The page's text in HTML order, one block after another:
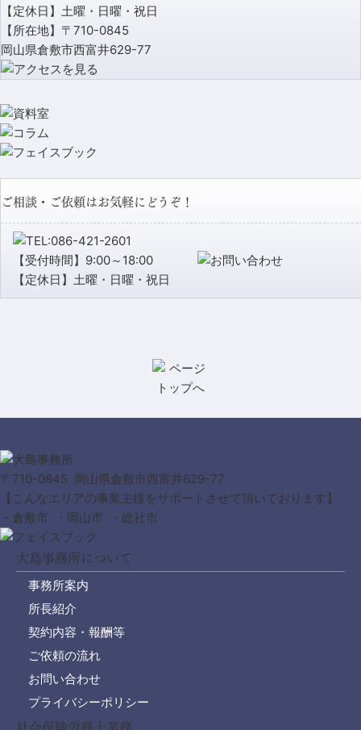
【定休日】土曜・日曜・祝日
【所在地】〒710-0845
岡山県倉敷市西富井629-77
ご相談・ご依頼はお気軽にどうぞ！
【受付時間】9:00～18:00
【定休日】土曜・日曜・祝日
〒710-0845 岡山県倉敷市西富井629-77
【こんなエリアの事業主様をサポートさせて頂いております】
・倉敷市 ・岡山市 ・総社市
大島事務所について
事務所案内
所長紹介
契約内容・報酬等
ご依頼の流れ
お問い合わせ
プライバシーポリシー